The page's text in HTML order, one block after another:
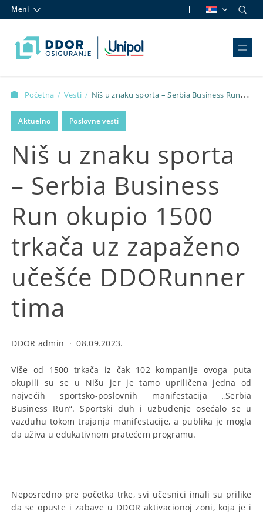
Meni
Početna / Vesti / Niš u znaku sporta – Serbia Business Run
okupio 1500 trkača uz zapaženo učešće DDORunner tima
Aktuelno Poslovne vesti
Niš u znaku sporta
– Serbia Business
Run okupio 1500
trkača uz zapaženo
učešće DDORunner
tima
DDOR admin ·08.09.2023.
Više od 1500 trkača iz čak 102 kompanije ovoga puta
okupili su se u Nišu jer je tamo upriličena jedna od
najvećih sportsko-poslovnih manifestacija „Serbia
Business Run“. Sportski duh i uzbuđenje osećalo se u
vazduhu tokom trajanja manifestacije, a publika je mogla
da uživa u edukativnom pratećem programu.
Neposredno pre početka trke, svi učesnici imali su prilike
da se opuste i zabave u DDOR aktivacionoj zoni, koja je i